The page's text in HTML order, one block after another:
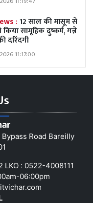
:12 साल की मासूम से
सामूहिक दुष्कर्म, गन्ने
दरिंदगी
11:17:00
Road Bareilly
: 0522-4008111
06:00pm